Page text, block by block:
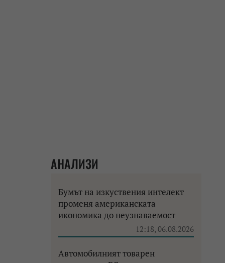
АНАЛИЗИ
Бумът на изкуствения интелект
променя американската
икономика до неузнаваемост
12:18, 06.08.2026
Автомобилният товарен